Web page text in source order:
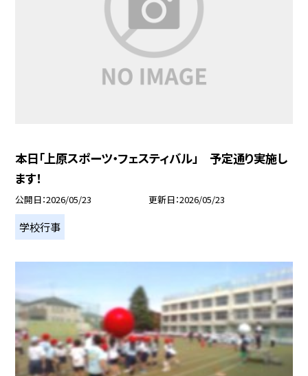
本日「上原スポーツ・フェスティバル」 予定通り実施し
ます！
公開日 2026/05/23 更新日 2026/05/23
学校行事